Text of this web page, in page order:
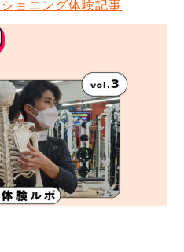
ョニング体験記事